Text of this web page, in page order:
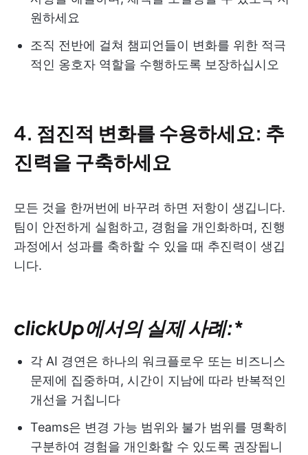
원하세요
조직 전반에 걸쳐 챔피언들이 변화를 위한 적극
적인 옹호자 역할을 수행하도록 보장하십시오
4. 점진적 변화를 수용하세요: 추
진력을 구축하세요
모든 것을 한꺼번에 바꾸려 하면 저항이 생깁니다.
팀이 안전하게 실험하고, 경험을 개인화하며, 진행
과정에서 성과를 축하할 수 있을 때 추진력이 생깁
니다.
clickUp에서의 실제 사례:*
각 AI 경연은 하나의 워크플로우 또는 비즈니스
문제에 집중하며, 시간이 지남에 따라 반복적인
개선을 거칩니다
Teams은 변경 가능 범위와 불가 범위를 명확히
구분하여 경험을 개인화할 수 있도록 권장됩니